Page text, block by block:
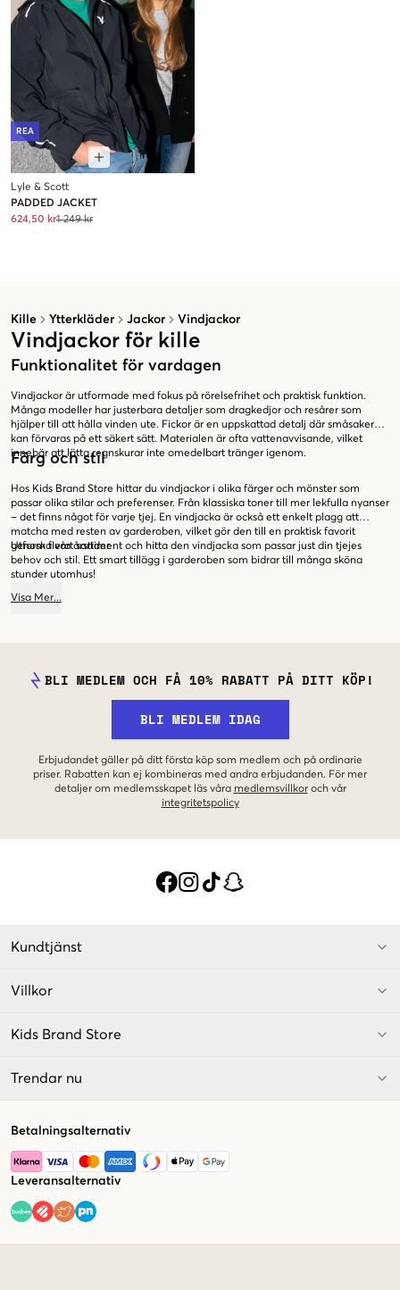
Kille Ytterkläder Jackor Vindjackor
Vindjackor för kille
Funktionalitet för vardagen
Vindjackor är utformade med fokus på rörelsefrihet och praktisk funktion.
Många modeller har justerbara detaljer som dragkedjor och resårer som
hjälper till att hålla vinden ute. Fickor är en uppskattad detalj där småsaker
kan förvaras på ett säkert sätt. Materialen är ofta vattenavvisande, vilket
innebär att lätta regnskurar inte omedelbart tränger igenom.
Färg och stil
Hos Kids Brand Store hittar du vindjackor i olika färger och mönster som
passar olika stilar och preferenser. Från klassiska toner till mer lekfulla nyanser
– det finns något för varje tjej. En vindjacka är också ett enkelt plagg att
matcha med resten av garderoben, vilket gör den till en praktisk favorit
genom flera årstider.
Utforska vårt sortiment och hitta den vindjacka som passar just din tjejes
behov och stil. Ett smart tillägg i garderoben som bidrar till många sköna
stunder utomhus!
Visa Mer...
REA
Lyle & Scott
PADDED JACKET
624,50 kr1 249 kr
BLI MEDLEM OCH FÅ 10% RABATT PÅ DITT KÖP!
BLI MEDLEM IDAG
Erbjudandet gäller på ditt första köp som medlem och på ordinarie
priser. Rabatten kan ej kombineras med andra erbjudanden. För mer
detaljer om medlemsskapet läs våra medlemsvillkor och vår
integritetspolicy
Kundtjänst
Villkor
Kids Brand Store
Trendar nu
Betalningsalternativ
Leveransalternativ